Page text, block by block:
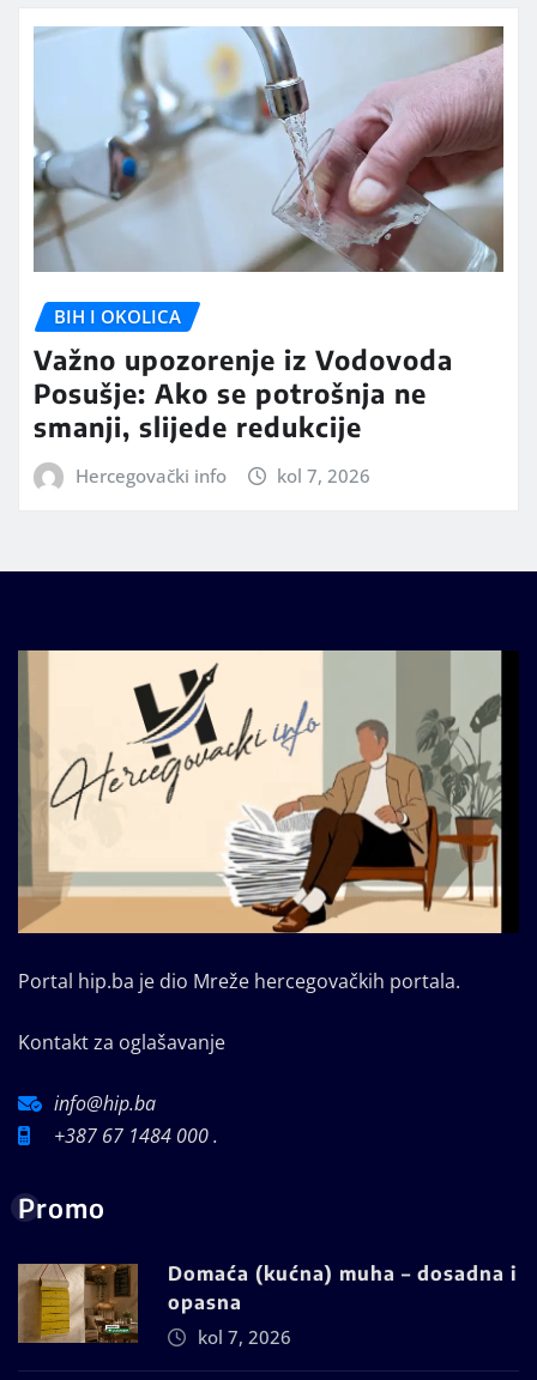
BIH I OKOLICA
Važno upozorenje iz Vodovoda
Posušje: Ako se potrošnja ne
smanji, slijede redukcije
Hercegovački info kol 7, 2026
Portal hip.ba je dio Mreže hercegovačkih portala.
Kontakt za oglašavanje
info@hip.ba
+387 67 1484 000 .
Promo
Domaća (kućna) muha – dosadna i
opasna
kol 7, 2026